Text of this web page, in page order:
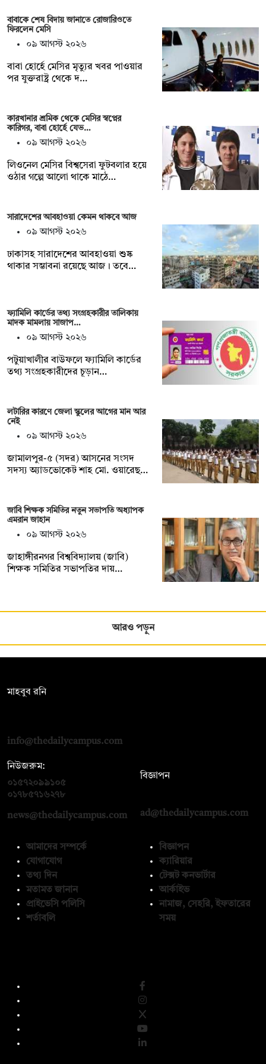
বাবাকে শেষ বিদায় জানাতে রোজারিওতে
ফিরলেন মেসি
০৯ আগস্ট ২০২৬
বাবা হোর্হে মেসির মৃত্যুর খবর পাওয়ার
পর যুক্তরাষ্ট্র থেকে দ…
কারখানার শ্রমিক থেকে মেসির স্বপ্নের
কারিগর, বাবা হোর্হে যেভ…
০৯ আগস্ট ২০২৬
লিওনেল মেসির বিশ্বসেরা ফুটবলার হয়ে
ওঠার গল্পে আলো থাকে মাঠে…
সারাদেশের আবহাওয়া কেমন থাকবে আজ
০৯ আগস্ট ২০২৬
ঢাকাসহ সারাদেশের আবহাওয়া শুষ্ক
থাকার সম্ভাবনা রয়েছে আজ। তবে…
ফ্যামিলি কার্ডের তথ্য সংগ্রহকারীর তালিকায়
মাদক মামলায় সাজাপ…
০৯ আগস্ট ২০২৬
পটুয়াখালীর বাউফলে ফ্যামিলি কার্ডের
তথ্য সংগ্রহকারীদের চূড়ান…
লটারির কারণে জেলা স্কুলের আগের মান আর
নেই
০৯ আগস্ট ২০২৬
জামালপুর-৫ (সদর) আসনের সংসদ
সদস্য অ্যাডভোকেট শাহ মো. ওয়ারেছ…
জাবি শিক্ষক সমিতির নতুন সভাপতি অধ্যাপক
এমরান জাহান
০৯ আগস্ট ২০২৬
জাহাঙ্গীরনগর বিশ্ববিদ্যালয় (জাবি)
শিক্ষক সমিতির সভাপতির দায়…
আরও পড়ুন
মাহবুব রনি
info@thedailycampus.com
নিউজরুম:
০১৫৭২০৯৯১০৫
০১৭৮৫৭১৬২৭৮
news@thedailycampus.com
বিজ্ঞাপন
ad@thedailycampus.com
আমাদের সম্পর্কে
যোগাযোগ
তথ্য দিন
মতামত জানান
প্রাইভেসি পলিসি
শর্তাবলি
বিজ্ঞাপন
ক্যারিয়ার
টেক্সট কনভার্টার
আর্কাইভ
নামাজ, সেহরি, ইফতারের
সময়